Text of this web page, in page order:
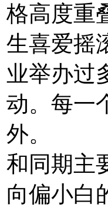
格高度重
生喜爱摇
业举办过
动。每一
外。
和同期主
向偏小白